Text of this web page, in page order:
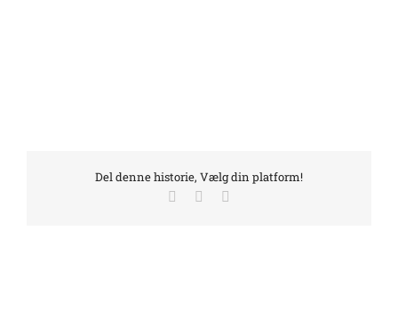
Del denne historie, Vælg din platform!
FacebookLinkedIn